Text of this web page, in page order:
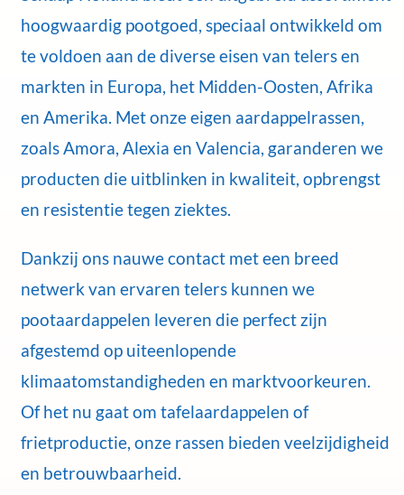
hoogwaardig pootgoed, speciaal ontwikkeld om
te voldoen aan de diverse eisen van telers en
markten in Europa, het Midden-Oosten, Afrika
en Amerika. Met onze eigen aardappelrassen,
zoals Amora, Alexia en Valencia, garanderen we
producten die uitblinken in kwaliteit, opbrengst
en resistentie tegen ziektes.
Dankzij ons nauwe contact met een breed
netwerk van ervaren telers kunnen we
pootaardappelen leveren die perfect zijn
afgestemd op uiteenlopende
klimaatomstandigheden en marktvoorkeuren.
Of het nu gaat om tafelaardappelen of
frietproductie, onze rassen bieden veelzijdigheid
en betrouwbaarheid.